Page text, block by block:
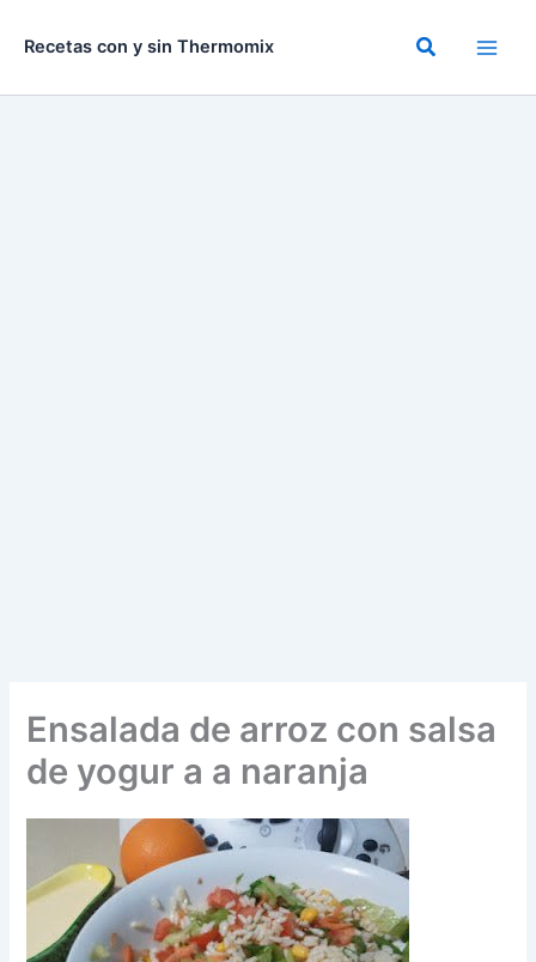
Recetas con y sin Thermomix Buscar
Ensalada de arroz con salsa
de yogur a a naranja